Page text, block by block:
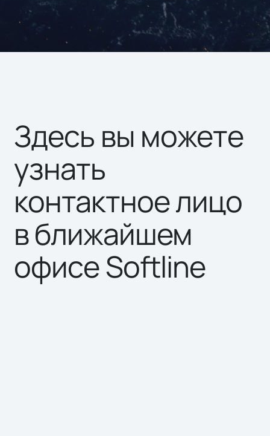
Здесь вы можете
узнать
контактное лицо
в ближайшем
офисе Softline